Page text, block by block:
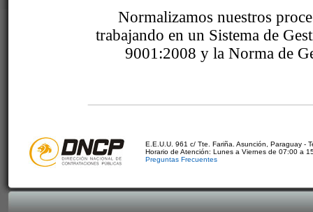
Normalizamos nuestros
trabajando en un Sistema de
9001:2008 y la Norma de
E.E.U.U. 961 c/ Tte. Fariña. Asunción, Paraguay -
Horario de Atención: Lunes a Viernes de 07:00 a
Preguntas Frecuentes